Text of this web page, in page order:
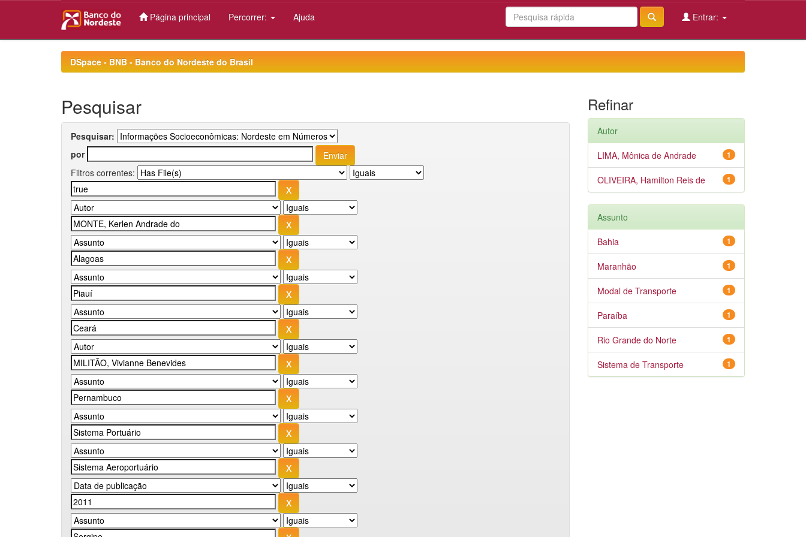
Página principal Percorrer: Ajuda Entrar:
DSpace - BNB - Banco do Nordeste do Brasil
Pesquisar
Pesquisar:
por
Filtros correntes:
Refinar
Autor
1
LIMA, Mônica de Andrade
1
OLIVEIRA, Hamilton Reis de
Assunto
1
Bahia
1
Maranhão
1
Modal de Transporte
1
Paraíba
1
Rio Grande do Norte
1
Sistema de Transporte